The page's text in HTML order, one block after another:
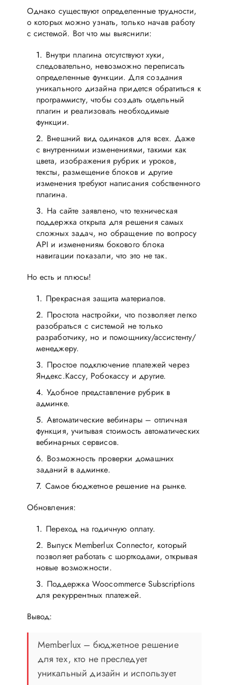
Однако существуют определенные трудности,
о которых можно узнать, только начав работу
с системой. Вот что мы выяснили:
Внутри плагина отсутствуют хуки,
следовательно, невозможно переписать
определенные функции. Для создания
уникального дизайна придется обратиться к
программисту, чтобы создать отдельный
плагин и реализовать необходимые
функции.
Внешний вид одинаков для всех. Даже
с внутренними изменениями, такими как
цвета, изображения рубрик и уроков,
тексты, размещение блоков и другие
изменения требуют написания собственного
плагина.
На сайте заявлено, что техническая
поддержка открыта для решения самых
сложных задач, но обращение по вопросу
API и изменениям бокового блока
навигации показали, что это не так.
Но есть и плюсы!
Прекрасная защита материалов.
Простота настройки, что позволяет легко
разобраться с системой не только
разработчику, но и помощнику/ассистенту/
менеджеру.
Простое подключение платежей через
Яндекс.Кассу, Робокассу и другие.
Удобное представление рубрик в
админке.
Автоматические вебинары – отличная
функция, учитывая стоимость автоматических
вебинарных сервисов.
Возможность проверки домашних
заданий в админке.
Самое бюджетное решение на рынке.
Обновления:
Переход на годичную оплату.
Выпуск Memberlux Connector, который
позволяет работать с шорткодами, открывая
новые возможности.
Поддержка Woocommerce Subscriptions
для рекуррентных платежей.
Вывод:
Memberlux – бюджетное решение
для тех, кто не преследует
уникальный дизайн и использует